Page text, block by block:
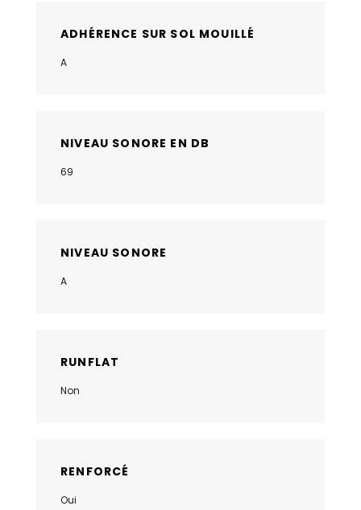
ADHÉRENCE SUR SOL MOUILLÉ
A
NIVEAU SONORE EN DB
69
NIVEAU SONORE
A
RUNFLAT
Non
RENFORCÉ
Oui